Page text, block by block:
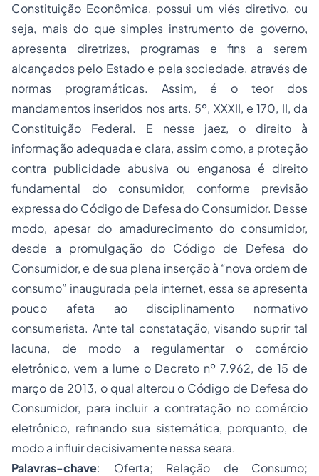
Constituição Econômica, possui um viés diretivo, ou
seja, mais do que simples instrumento de governo,
apresenta diretrizes, programas e fins a serem
alcançados pelo Estado e pela sociedade, através de
normas programáticas. Assim, é o teor dos
mandamentos inseridos nos arts. 5º, XXXII, e 170, II, da
Constituição Federal. E nesse jaez, o direito à
informação adequada e clara, assim como, a proteção
contra publicidade abusiva ou enganosa é direito
fundamental do consumidor, conforme previsão
expressa do Código de Defesa do Consumidor. Desse
modo, apesar do amadurecimento do consumidor,
desde a promulgação do Código de Defesa do
Consumidor, e de sua plena inserção à “nova ordem de
consumo” inaugurada pela internet, essa se apresenta
pouco afeta ao disciplinamento normativo
consumerista. Ante tal constatação, visando suprir tal
lacuna, de modo a regulamentar o comércio
eletrônico, vem a lume o Decreto nº 7.962, de 15 de
março de 2013, o qual alterou o Código de Defesa do
Consumidor, para incluir a contratação no comércio
eletrônico, refinando sua sistemática, porquanto, de
modo a influir decisivamente nessa seara.
Palavras-chave: Oferta; Relação de Consumo;